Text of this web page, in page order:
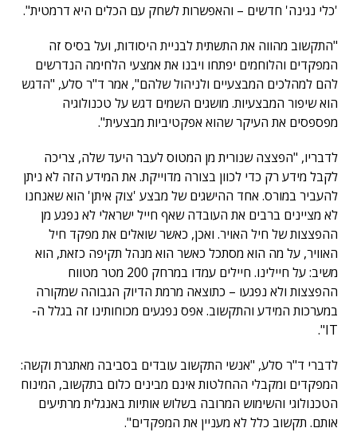
'כלי נגינה' חדשים – והאפשרות לשחק עם הכלים היא דרמטית".
"התקשוב מהווה את התשתית לבניית היסודות, ועל בסיס זה
המפקדים והלוחמים יפתחו ויבנו את אמצעי הלחימה הנדרשים
להם למהלכים המבצעיים ולניהול שלהם", אמר ד"ר סלע, "הדגש
הוא שיפור המבצעיות. מושגים השמים דגש על טכנולוגיה
מפספסים את העיקר שהוא אפקטיביות מבצעית".
לדבריו, "הפצצה שנורית מן המטוס לעבר היעד שלה, צריכה
לקבל מידע רק כדי לכוון בצורה מדוייקת. את המידע הזה לא ניתן
להעביר במורס. אחד ההישגים של מבצע 'צוק איתן' הוא שאנחנו
לא מציינים ברבים את העובדה שאף חייל ישראלי לא נפגע מן
ההפצצות של חיל האויר. ואכן, כאשר שואלים את מפקד חיל
האוויר, על מה הוא מסתכל כאשר הוא מנהל תקיפה כזאת, הוא
משיב: על חיילינו. חיילים עמדו במרחק 200 מטר מטווח
ההפצצות ולא נפגעו – כתוצאה מרמת הדיוק הגבוהה שמקורה
במערכות המידע והתקשוב. אפס נפגעים מכוחותינו זה בגלל ה-
IT".
לדברי ד"ר סלע, "אנשי התקשוב עובדים בסביבה מאתגרת וקשה:
המפקדים ומקבלי ההחלטות אינם מבינים כלום בתקשוב, המינוח
הטכנולוגי והשימוש המרובה בשלוש אותיות באנגלית מרתיעים
אותם. תקשוב כלל לא מעניין את המפקדים".